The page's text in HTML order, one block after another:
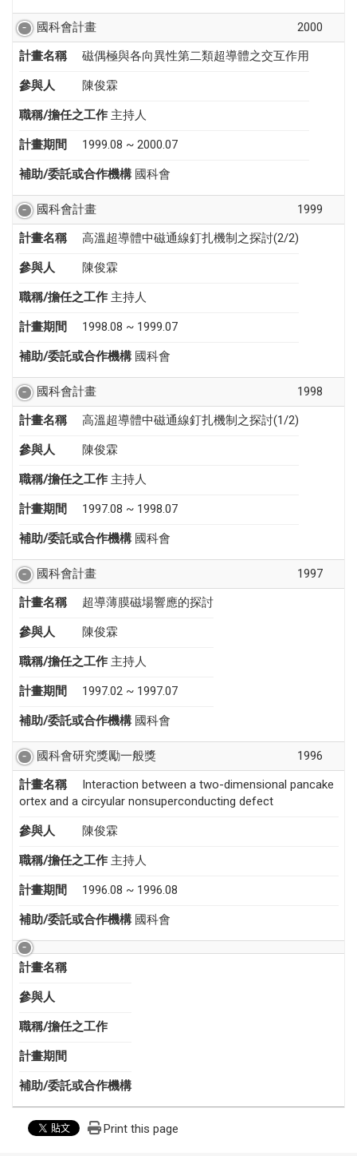
國科會計畫
2000
計畫名稱
磁偶極與各向異性第二類超導體之交互作用
參與人 陳俊霖
職稱/擔任之工作 主持人
計畫期間 1999.08 ~ 2000.07
補助/委託或合作機構 國科會
國科會計畫
1999
計畫名稱
高溫超導體中磁通線釘扎機制之探討(2/2)
參與人 陳俊霖
職稱/擔任之工作 主持人
計畫期間 1998.08 ~ 1999.07
補助/委託或合作機構 國科會
國科會計畫
1998
計畫名稱
高溫超導體中磁通線釘扎機制之探討(1/2)
參與人 陳俊霖
職稱/擔任之工作 主持人
計畫期間 1997.08 ~ 1998.07
補助/委託或合作機構 國科會
國科會計畫
1997
計畫名稱
超導薄膜磁場響應的探討
參與人 陳俊霖
職稱/擔任之工作 主持人
計畫期間 1997.02 ~ 1997.07
補助/委託或合作機構 國科會
國科會研究獎勵一般獎
1996
計畫名稱
Interaction between a two-dimensional pancake
ortex and a circyular nonsuperconducting defect
參與人 陳俊霖
職稱/擔任之工作 主持人
計畫期間 1996.08 ~ 1996.08
補助/委託或合作機構 國科會
計畫名稱
參與人
職稱/擔任之工作
計畫期間
補助/委託或合作機構
Print this page